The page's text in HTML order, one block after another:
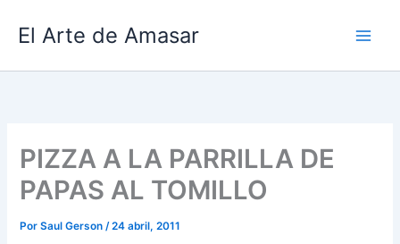
El Arte de Amasar
PIZZA A LA PARRILLA DE
PAPAS AL TOMILLO
PorSaul Gerson/24 abril, 2011